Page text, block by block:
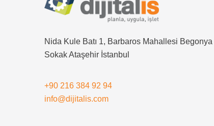
Nida Kule Batı 1, Barbaros Mahallesi Begonya
Sokak Ataşehir İstanbul
+90 216 384 92 94
info@dijitalis.com